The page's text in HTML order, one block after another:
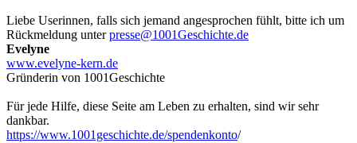
Liebe Userinnen, falls sich jemand angesprochen fühlt, bitte ich um
Rückmeldung unterpresse@1001Geschichte.de
Evelyne
www.evelyne-kern.de
Gründerin von 1001Geschichte
Für jede Hilfe, diese Seite am Leben zu erhalten, sind wir sehr
dankbar.
https://www.1001geschichte.de/spendenkonto/